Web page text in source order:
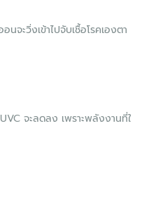
จะวิ่งเข้าไปจับเชื้อโรคเองตา
จะลดลง เพราะพลังงานที่ใ